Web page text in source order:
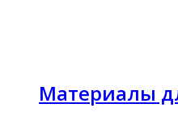
Материалы